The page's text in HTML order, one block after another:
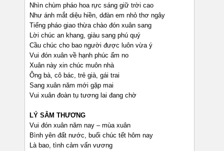
Nhìn chùm pháo hoa rực sáng giữ trời cao
Như ánh mắt diệu hiền, dđàn em nhỏ thơ ngây
Tiếng pháo giao thừa chào đón xuân sang
Lời chúc an khang, giàu sang phú quý
Cầu chúc cho bao người được luôn vừa ý
Vui đón xuân về hạnh phúc ấm no
Xuân này xin chúc muôn nhà
Ông bà, cô bác, trẻ già, gái trai
Sang xuân năm mới gặp mai
Vui xuân đoàn tụ tương lai đang chờ
LÝ SÂM THƯƠNG
Vui đón xuân năm nay – mùa xuân
Bình yên đất nước, buổi chúc tết hôm nay
Là bao, tình cảm vấn vương